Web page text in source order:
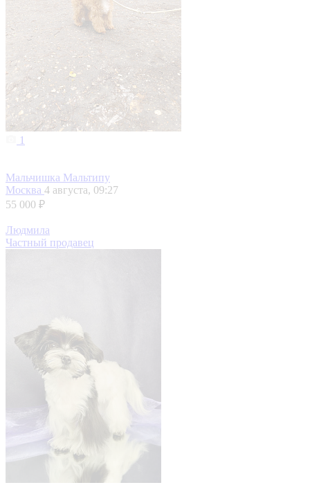
1
Мальчишка Мальтипу
Москва 4 августа, 09:27
55 000 ₽
Людмила
Частный продавец